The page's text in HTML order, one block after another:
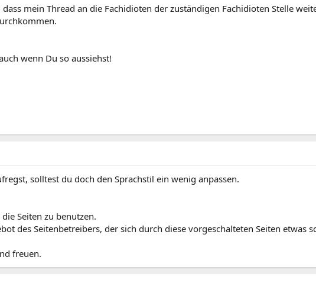
mein Thread an die Fachidioten der zuständigen Fachidioten Stelle
wenn Du so aussiehst!
solltest du doch den Sprachstil ein wenig anpassen.
Seiten zu benutzen.
des Seitenbetreibers, der sich durch diese vorgeschalteten Seiten etwas
freuen.